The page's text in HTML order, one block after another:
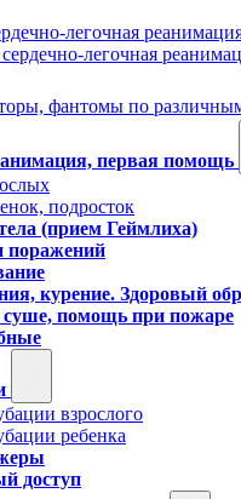
легочная
легочная
фантомы по
первая помощь
подросток
(прием Геймлиха)
поражений
курение. Здоровый
суше, помощь при пожаре
взрослого
ребенка
доступ